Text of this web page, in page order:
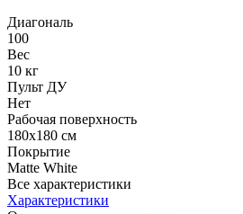
Диагональ
100
Вес
10 кг
Пульт ДУ
Нет
Рабочая поверхность
180x180 см
Покрытие
Matte White
Все характеристики
Характеристики